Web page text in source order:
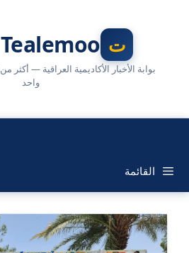
Tealemoo | تعليمو
واحد
القائمة